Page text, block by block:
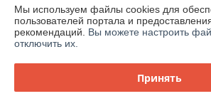
Юридическое лицо:ООО "ВентТеплоСтандарт"
РБ, 230003, г. Гродно, ул. Магистральная, д. 8,
Мы используем файлы cookies для
пользователей портала и
рекомендаций. Вы можете настроить
отключить их.
Принять